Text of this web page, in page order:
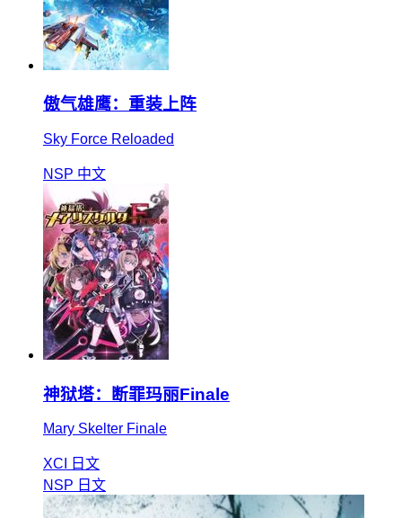
傲气雄鹰：重装上阵
Sky Force Reloaded
NSP 中文
神狱塔：断罪玛丽Finale
Mary Skelter Finale
XCI
日文
NSP 日文